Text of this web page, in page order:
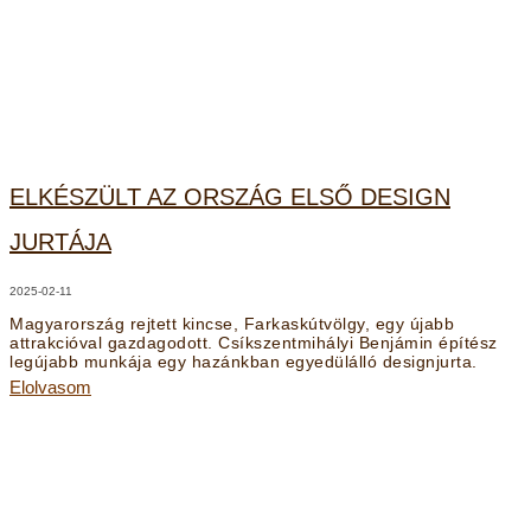
ELKÉSZÜLT AZ ORSZÁG ELSŐ DESIGN
JURTÁJA
2025-02-11
Magyarország rejtett kincse, Farkaskútvölgy, egy újabb
attrakcióval gazdagodott. Csíkszentmihályi Benjámin építész
legújabb munkája egy hazánkban egyedülálló designjurta.
Elolvasom